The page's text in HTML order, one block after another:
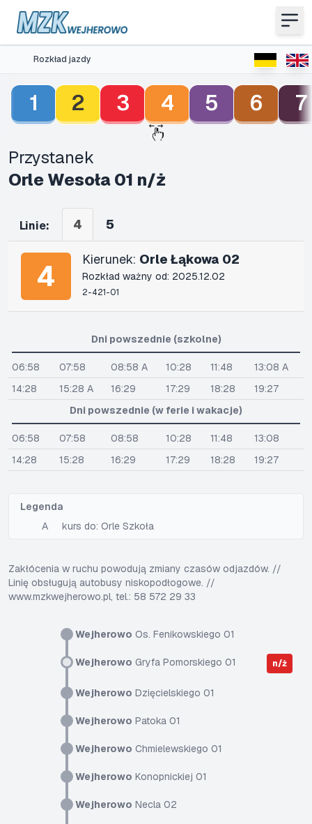
Rozkład jazdy
1 2 3 4 5 6 7
Przystanek
Orle Wesoła 01 n/ż
Linie: 4 5
4 Kierunek: Orle Łąkowa 02
Rozkład ważny od: 2025.12.02
2-421-01
Wejherowo Os. Fenikowskiego 01
Wejherowo Gryfa Pomorskiego 01 n/ż
Wejherowo Dzięcielskiego 01
Wejherowo Patoka 01
Wejherowo Chmielewskiego 01
Wejherowo Konopnickiej 01
Wejherowo Necla 02
Dni powszednie (szkolne)
06:58 07:58 08:58 A 10:28 11:48
13:08 A
14:28
15:28 A 16:29 17:29 18:28
19:27
Dni powszednie (w ferie i wakacje)
06:58 07:58 08:58 10:28 11:48
13:08
14:28
15:28 16:29 17:29 18:28 19:27
Legenda
A
kurs do: Orle Szkoła
Zakłócenia w ruchu powodują zmiany czasów odjazdów. //
Linię obsługują autobusy niskopodłogowe. //
www.mzkwejherowo.pl, tel.: 58 572 29 33